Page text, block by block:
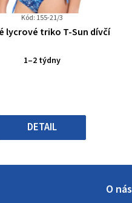
Kód: 155-21/3
Průměrné
produktu
5
hvězdiček.
lycrové triko T-Sun dívčí
1–2 týdny
DETAIL
O nás